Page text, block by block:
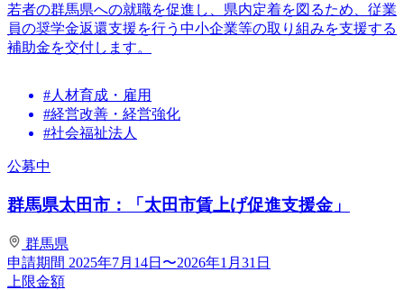
若者の群馬県への就職を促進し、県内定着を図るため、従業
員の奨学金返還支援を行う中小企業等の取り組みを支援する
補助金を交付します。
#人材育成・雇用
#経営改善・経営強化
#社会福祉法人
公募中
群馬県太田市：「太田市賃上げ促進支援金」
群馬県
申請期間 2025年7月14日〜2026年1月31日
上限金額